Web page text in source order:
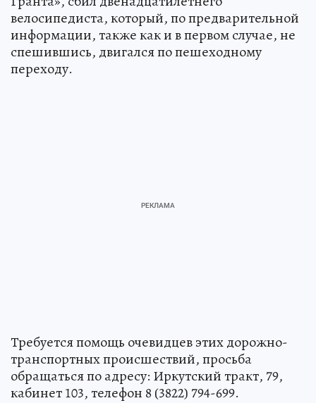
велосипедиста, который, по предварительной
информации, также как и в первом случае, не
спешившись, двигался по пешеходному
переходу.
Требуется помощь очевидцев этих дорожно-
транспортных происшествий, просьба
обращаться по адресу: Иркутский тракт, 79,
кабинет 103, телефон 8 (3822) 794-699.